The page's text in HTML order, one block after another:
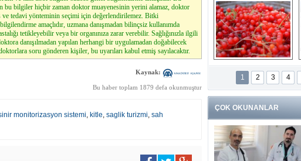
bu bilgiler hiçbir zaman doktor muayenesinin yerini alamaz, doktor
tedavi yönteminin seçimi için değerlendirilemez. Bitki
amaçlıdır, uzmana danışmadan bilinçsiz kullanımda
tetikleyebilir veya bir organınıza zarar verebilir. Sağlığınızla ilgili
danışılmadan yapılan herhangi bir uygulamadan doğabilecek
soru gönderen kişiler, bu uyarıları kabul etmiş sayılacaktır.
Kaynak:
Bu haber toplam 1879 defa okunmuştur
monitorizasyon sistemi, kitle, saglik turizmi, sah
devlet hastanesi
Gilaburu meyvesi
kanserden koruyor
1 2 3 4
ÇOK OKUNANLAR